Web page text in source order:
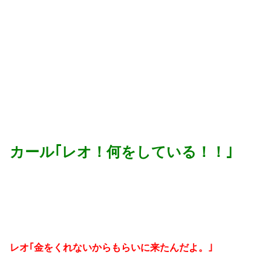
カール｢レオ！何をしている！！｣
レオ｢金をくれないからもらいに来たんだよ。｣